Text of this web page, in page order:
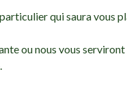
qui saura vous
ou nous vous